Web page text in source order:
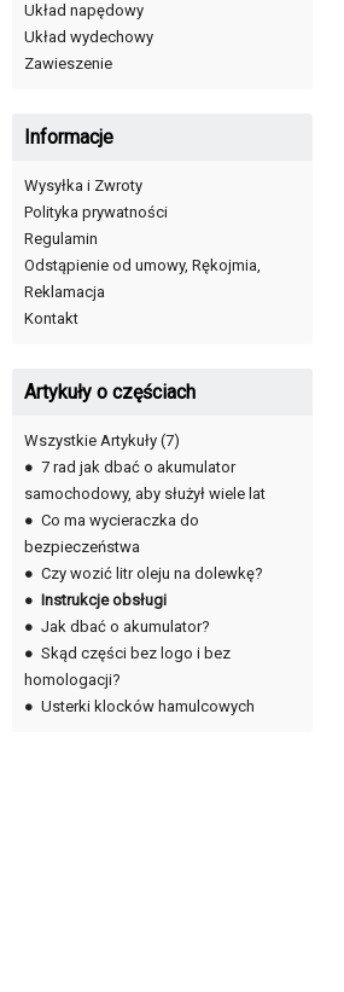
Układ napędowy
Układ wydechowy
Zawieszenie
Informacje
Wysyłka i Zwroty
Polityka prywatności
Regulamin
Odstąpienie od umowy, Rękojmia,
Reklamacja
Kontakt
Artykuły o częściach
Wszystkie Artykuły (7)
● 7 rad jak dbać o akumulator
samochodowy, aby służył wiele lat
● Co ma wycieraczka do
bezpieczeństwa
● Czy wozić litr oleju na dolewkę?
● Instrukcje obsługi
● Jak dbać o akumulator?
● Skąd części bez logo i bez
homologacji?
● Usterki klocków hamulcowych